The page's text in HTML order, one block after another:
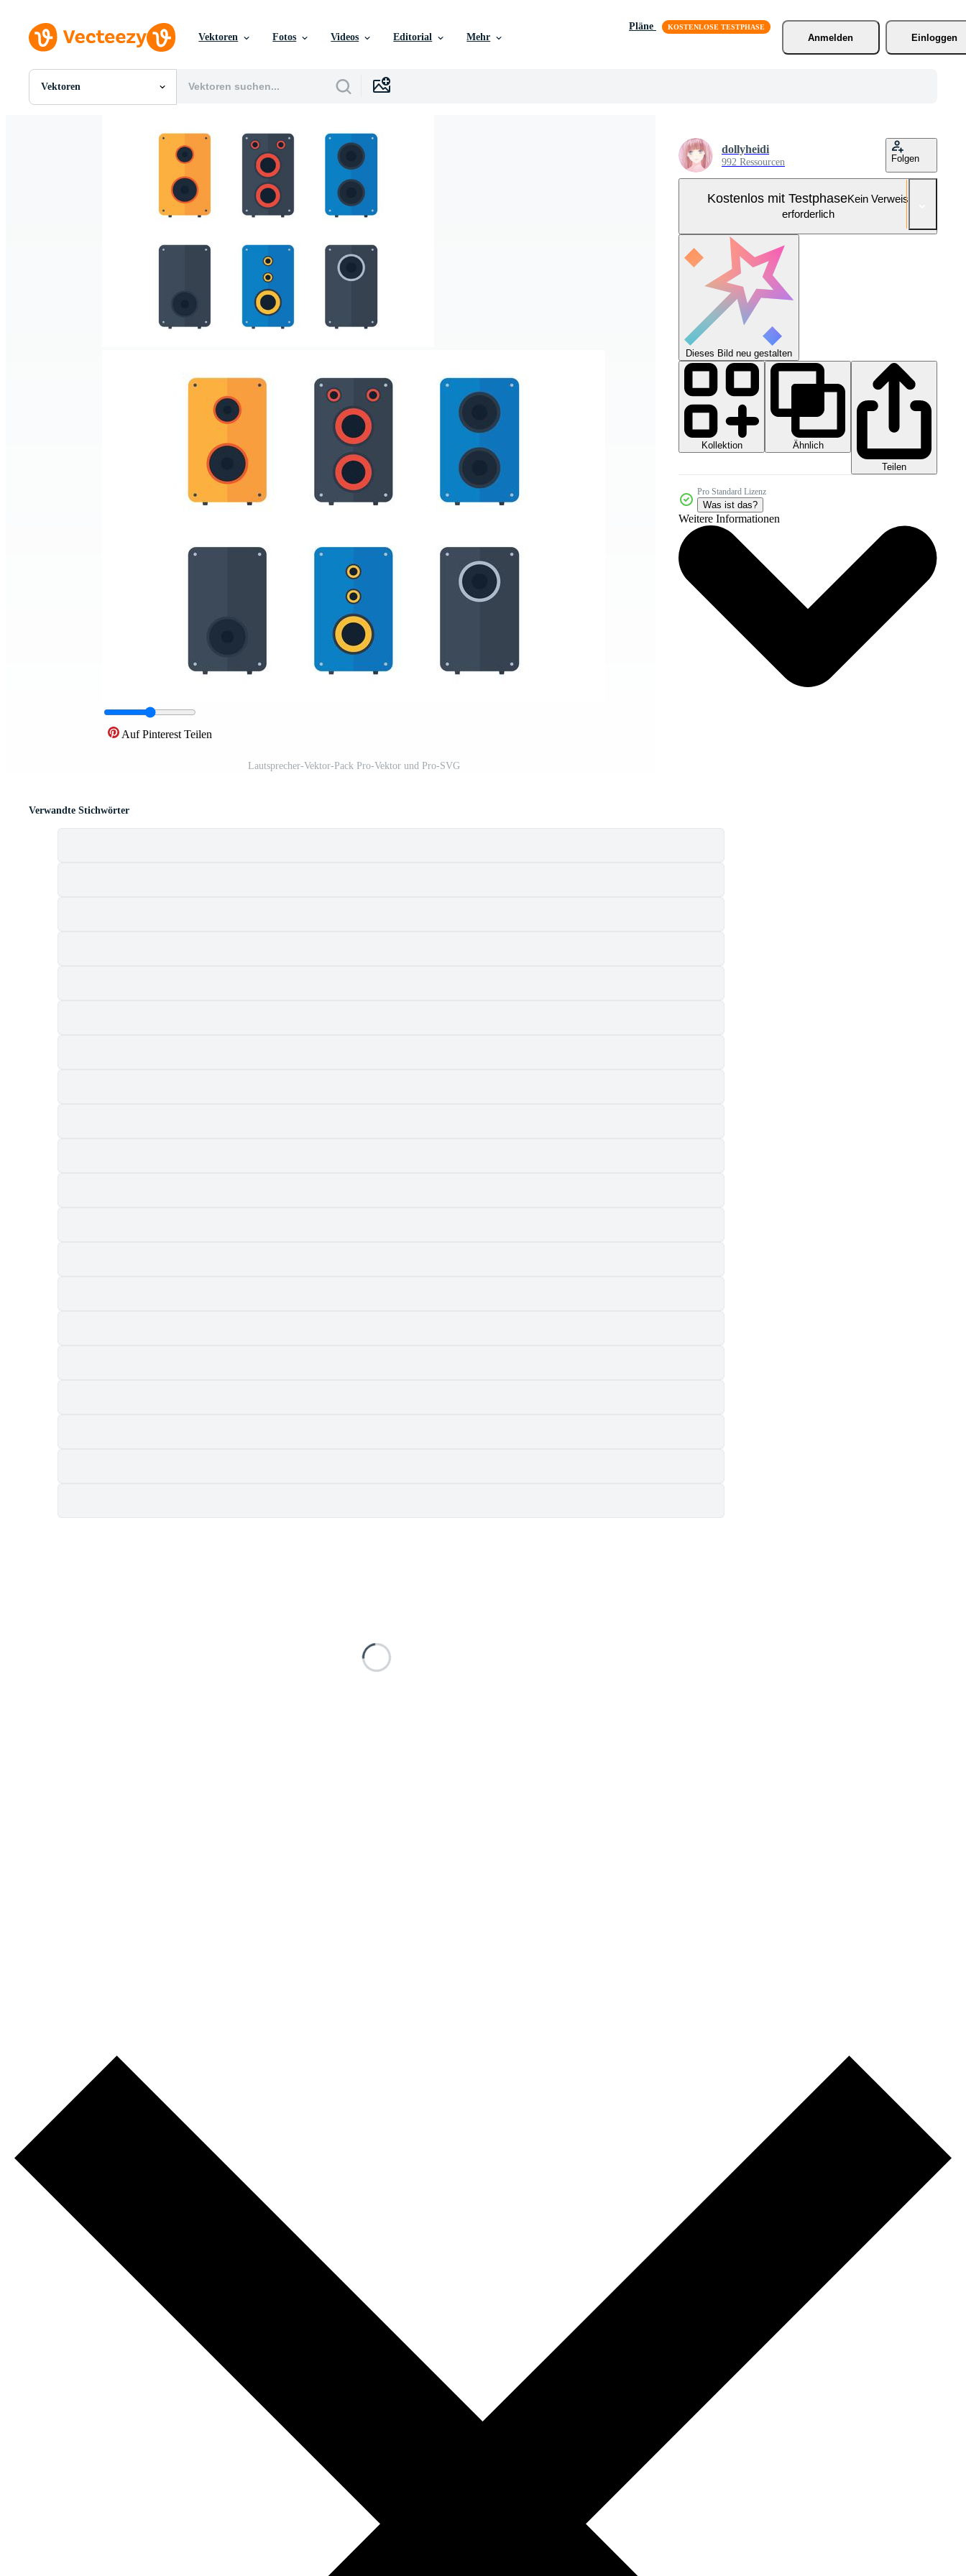
Vektoren Fotos Videos Editorial Mehr
Pläne
Anmelden
Einloggen
Vektoren
Alle Bilder
Redaktionelle Ereignisse
Auf Pinterest Teilen
Lautsprecher-Vektor-Pack Pro-Vektor und Pro-SVG
dollyheidi
992 Ressourcen Folgen
Kostenlos mit TestphaseKein Verweis
erforderlich
Dieses Bild neu gestalten
Kollektion
Ähnlich
Teilen
Pro Standard Lizenz
Was ist das?
Weitere Informationen
Verwandte Stichwörter